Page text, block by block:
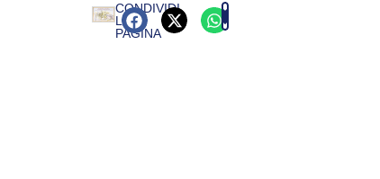
CONDIVIDI
LA
PAGINA